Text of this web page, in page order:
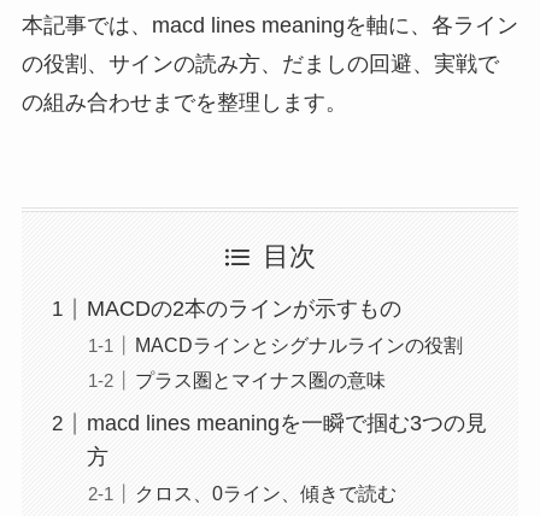
本記事では、macd lines meaningを軸に、各ライン
の役割、サインの読み方、だましの回避、実戦で
の組み合わせまでを整理します。
目次
MACDの2本のラインが示すもの
MACDラインとシグナルラインの役割
プラス圏とマイナス圏の意味
macd lines meaningを一瞬で掴む3つの見
方
クロス、0ライン、傾きで読む